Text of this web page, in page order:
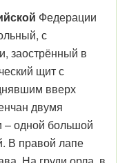
Федерации
с
заострённый в
щит с
вверх
двумя
одной большой
В правой лапе